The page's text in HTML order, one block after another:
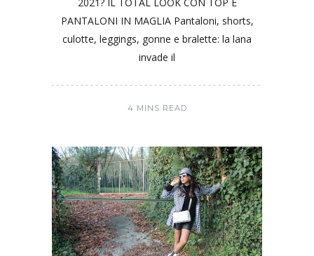
PANTALONI IN MAGLIA Pantaloni, shorts,
culotte, leggings, gonne e bralette: la lana
invade il
4 MINS READ